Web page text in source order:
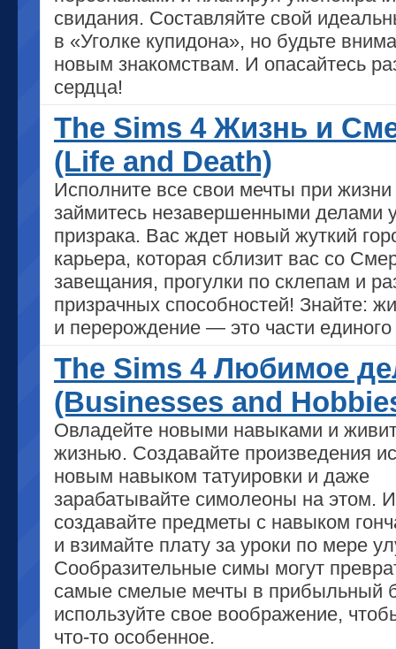
свидания. Составляйте свой
в «Уголке купидона», но будьте
новым знакомствам. И опасайтесь
сердца!
The Sims 4 Жизнь и
(Life and Death)
Исполните все свои мечты при
займитесь незавершенными делами
призрака. Вас ждет новый жуткий
карьера, которая сблизит вас со
завещания, прогулки по склепам и
призрачных способностей! Знайте:
и перерождение — это части единого
The Sims 4 Любимое
(Businesses and
Овладейте новыми навыками и
жизнью. Создавайте произведения
новым навыком татуировки и даже
зарабатывайте симолеоны на этом.
создавайте предметы с навыком
и взимайте плату за уроки по мере
Сообразительные симы могут
самые смелые мечты в прибыльный
используйте свое воображение,
что-то особенное.